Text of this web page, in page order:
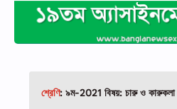
শ্রেণি: ৯ম-2021 বিষয়: চারু ও কারুকলা